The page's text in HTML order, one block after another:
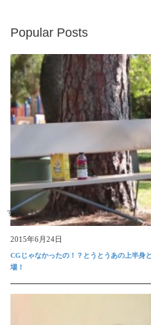
Popular Posts
すごい動画
2015年6月24日
CGじゃなかったの！？とうとうあの上半身
場！